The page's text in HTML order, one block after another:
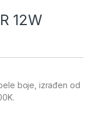
12W
boje, izrađen od